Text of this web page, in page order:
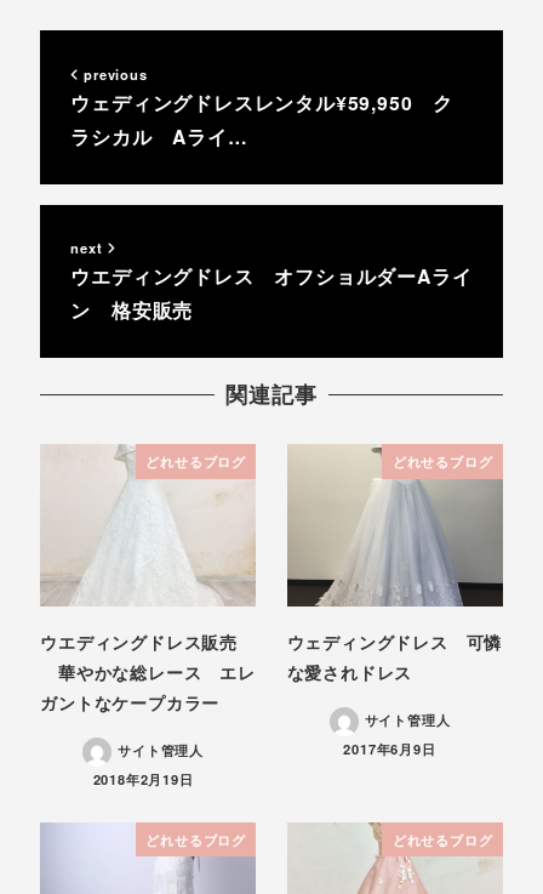
previous
ウェディングドレスレンタル¥59,950 ク
ラシカル Aライ…
next
ウエディングドレス オフショルダーAライ
ン 格安販売
関連記事
どれせるブログ
ウエディングドレス販売
華やかな総レース エレ
ガントなケープカラー
サイト管理人
投稿日
2018年2月19日
どれせるブログ
ウェディングドレス 可憐
な愛されドレス
サイト管理人
投稿日
2017年6月9日
どれせるブログ どれせるブログ